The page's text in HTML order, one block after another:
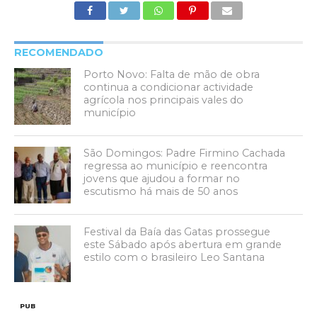
RECOMENDADO
Porto Novo: Falta de mão de obra
continua a condicionar actividade
agrícola nos principais vales do
município
São Domingos: Padre Firmino Cachada
regressa ao município e reencontra
jovens que ajudou a formar no
escutismo há mais de 50 anos
Festival da Baía das Gatas prossegue
este Sábado após abertura em grande
estilo com o brasileiro Leo Santana
PUB